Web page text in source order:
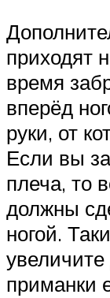
приходят
время
вперёд
руки, от
Если вы
плеча, то
должны
ногой.
приманки